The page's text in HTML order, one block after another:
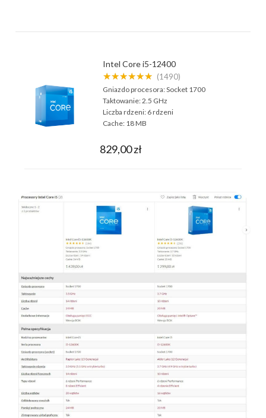
Intel Core i5-12400
★★★★★★ (1490)
Gniazdo procesora:Socket 1700
Taktowanie:2.5 GHz
Liczba rdzeni: 6 rdzeni
Cache: 18 MB
829,00 zł